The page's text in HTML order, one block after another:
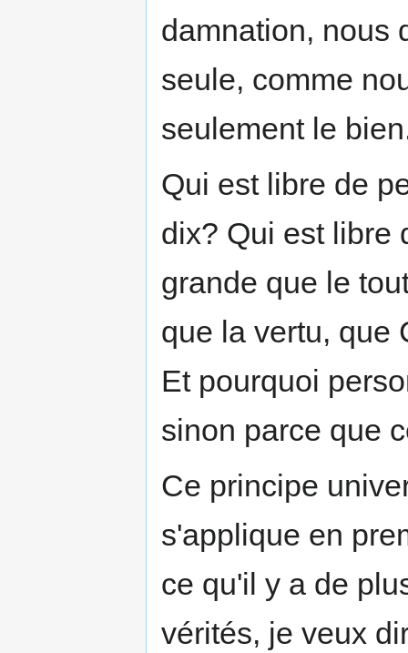
damnation, nous
seule, comme
seulement le
Qui est libre de
dix? Qui est libre
grande que le
que la vertu, que
Et pourquoi
sinon parce que
Ce principe
s'applique en
ce qu'il y a de
vérités, je veux